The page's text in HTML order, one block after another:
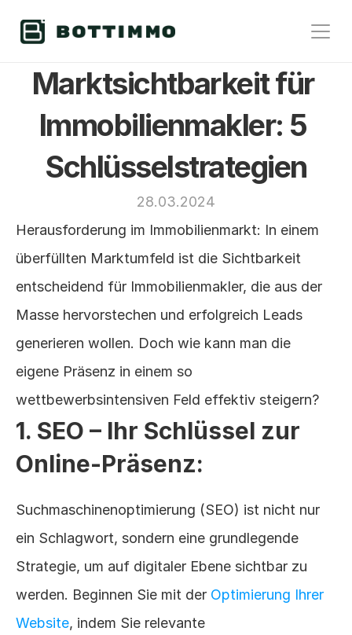
Marktsichtbarkeit für
Immobilienmakler: 5
Schlüsselstrategien
28.03.2024
Herausforderung im Immobilienmarkt: In einem
überfüllten Marktumfeld ist die Sichtbarkeit
entscheidend für Immobilienmakler, die aus der
Masse hervorstechen und erfolgreich Leads
generieren wollen. Doch wie kann man die
eigene Präsenz in einem so
wettbewerbsintensiven Feld effektiv steigern?
1. SEO – Ihr Schlüssel zur
Online-Präsenz:
Suchmaschinenoptimierung (SEO) ist nicht nur
ein Schlagwort, sondern eine grundlegende
Strategie, um auf digitaler Ebene sichtbar zu
werden. Beginnen Sie mit der Optimierung Ihrer
Website, indem Sie relevante